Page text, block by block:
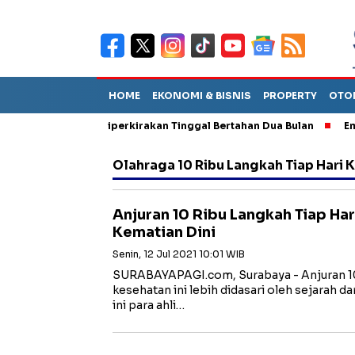
HOME EKONOMI & BISNIS PROPERTY
Sebut TPA Diperkirakan Tinggal Bertahan Dua Bulan
Olahraga 10 Ribu Langkah Tiap Hari
Anjuran 10 Ribu Langkah Tiap
Kematian Dini
Senin, 12 Jul 2021 10:01 WIB
SURABAYAPAGI.com, Surabaya - Anjuran
kesehatan ini lebih didasari oleh sejarah
ini para ahli…